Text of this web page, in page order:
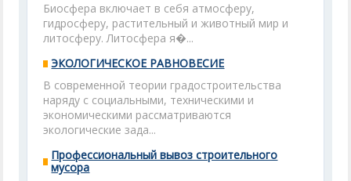
Биосфера включает в себя атмосферу,
гидросферу, растительный и животный мир и
литосферу. Литосфера я�...
ЭКОЛОГИЧЕСКОЕ РАВНОВЕСИЕ
В современной теории градостроительства
наряду с социальными, техническими и
экономическими рассматриваются
экологические зада...
Профессиональный вывоз строительного
мусора